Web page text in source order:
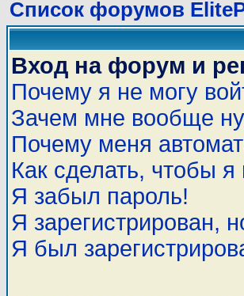
Список форумов
Вход на форум и
Почему я не могу
Зачем мне вообще
Почему меня
Как сделать, чтобы
Я забыл пароль!
Я зарегистрирован,
Я был